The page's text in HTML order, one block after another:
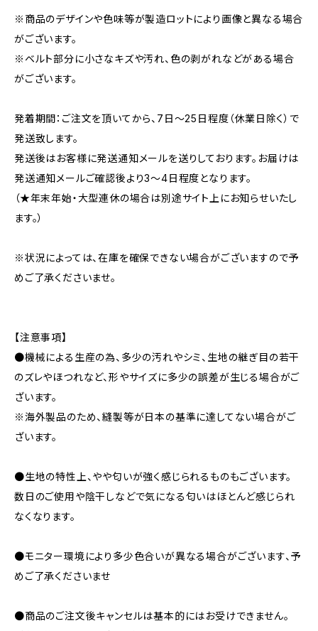
※商品のデザインや色味等が製造ロットにより画像と異なる場合
がございます。
※ベルト部分に小さなキズや汚れ、色の剥がれなどがある場合
がございます。
発着期間：ご注文を頂いてから、7日〜25日程度（休業日除く）で
発送致します。
発送後はお客様に発送通知メールを送りしております。お届けは
発送通知メールご確認後より3〜4日程度となります。
（★年末年始・大型連休の場合は別途サイト上にお知らせいたし
ます。）
※状況によっては、在庫を確保できない場合がございますので予
めご了承くださいませ。
【注意事項】
●機械による生産の為、多少の汚れやシミ、生地の継ぎ目の若干
のズレやほつれなど、形やサイズに多少の誤差が生じる場合がご
ざいます。
※海外製品のため、縫製等が日本の基準に達してない場合がご
ざいます。
●生地の特性上、やや匂いが強く感じられるものもございます。
数日のご使用や陰干しなどで気になる匂いはほとんど感じられ
なくなります。
●モニター環境により多少色合いが異なる場合がございます、予
めご了承くださいませ
●商品のご注文後キャンセルは基本的にはお受けできません。